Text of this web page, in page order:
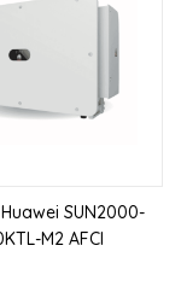
SUN2000-
M2 AFCI